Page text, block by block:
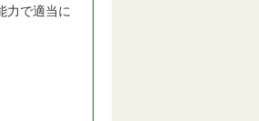
力で適当に